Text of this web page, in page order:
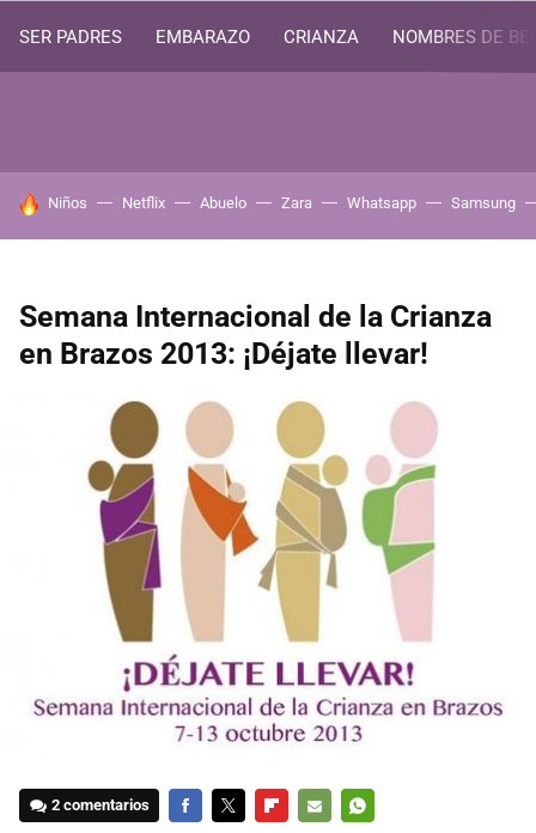
SER PADRES EMBARAZO CRIANZA NOMBRES DE
HOY SE HABLA DE
Niños Netflix Abuelo Zara Whatsapp Samsung
Semana Internacional de la Crianza
en Brazos 2013: ¡Déjate llevar!
2 comentarios